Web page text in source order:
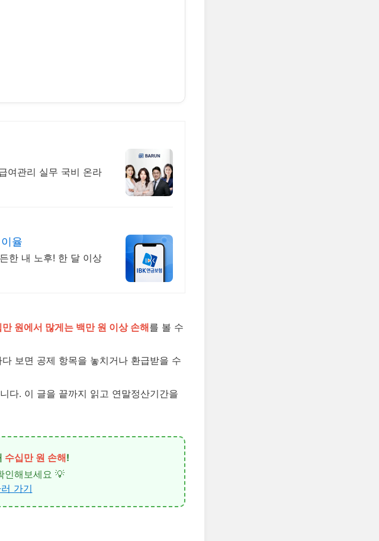
여관리 실무 국비 온라
율
한 내 노후! 한 달 이상
만 원에서 많게는 백만 원 이상 손해를 볼 수
보면 공제 항목을 놓치거나 환급받을 수
다. 이 글을 끝까지 읽고 연말정산기간을
수십만 원 손해!
인해보세요 💡
가기